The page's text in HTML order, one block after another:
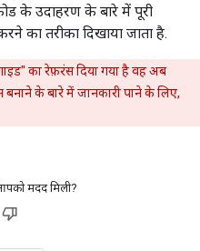
के उदाहरण के बारे में पूरी
का तरीका दिखाया जाता है.
का रेफ़रंस दिया गया है वह अब
के बारे में जानकारी पाने के लिए,
मदद मिली?